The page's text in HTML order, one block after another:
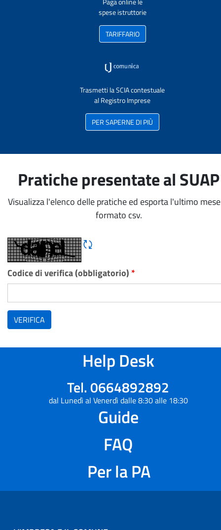
spese istruttorie
TARIFFARIO
Trasmetti la SCIA contestuale
al Registro Imprese
PER SAPERNE DI PIÙ
Pratiche presentate al SUAP
Visualizza l'elenco delle pratiche ed esporta l'ultimo
formato csv.
Rigene CAPTCHA
Codice di verifica (obbligatorio) *
VERIFICA
Help Desk
Tel. 0664892892
dal Lunedì al Venerdì dalle 8:30 alle 18:30
Guide
FAQ
Per la PA